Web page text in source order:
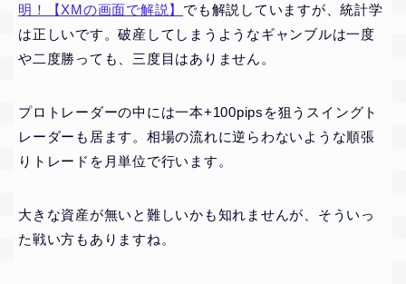
明！【XMの画面で解説】 でも解説していますが、統計学
は正しいです。破産してしまうようなギャンブルは一度
や二度勝っても、三度目はありません。
プロトレーダーの中には一本+100pipsを狙うスイングト
レーダーも居ます。相場の流れに逆らわないような順張
りトレードを月単位で行います。
大きな資産が無いと難しいかも知れませんが、そういっ
た戦い方もありますね。